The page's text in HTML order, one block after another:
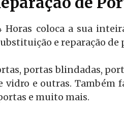
coloca a sua
e reparação de
portas blindadas,
e outras. Também
e muito mais.